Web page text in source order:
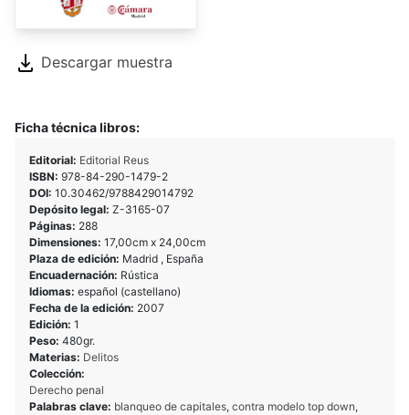
Descargar muestra
Ficha técnica libros:
Editorial: Editorial Reus
ISBN: 978-84-290-1479-2
DOI: 10.30462/9788429014792
Depósito legal: Z-3165-07
Páginas: 288
Dimensiones: 17,00cm x 24,00cm
Plaza de edición: Madrid , España
Encuadernación: Rústica
Idiomas: español (castellano)
Fecha de la edición: 2007
Edición: 1
Peso: 480gr.
Materias: Delitos
Colección:
Derecho penal
Palabras clave: blanqueo de capitales, contra modelo top down,